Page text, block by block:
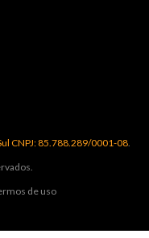
CNPJ: 85.788.289/0001-08
de uso